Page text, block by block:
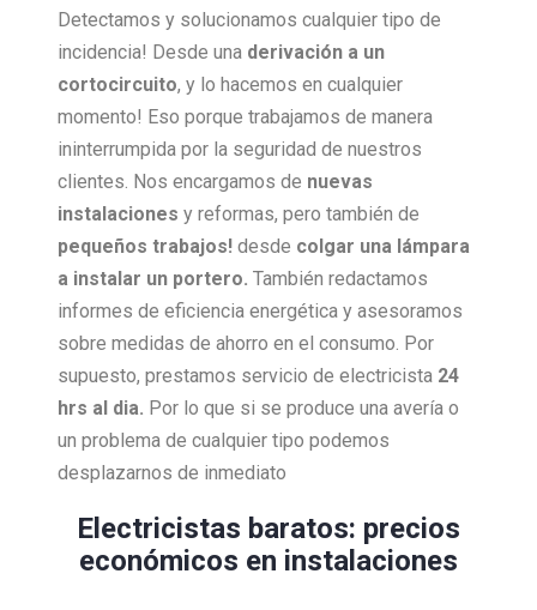
Detectamos y solucionamos cualquier tipo de
incidencia! Desde una derivación a un
cortocircuito, y lo hacemos en cualquier
momento! Eso porque trabajamos de manera
ininterrumpida por la seguridad de nuestros
clientes. Nos encargamos de nuevas
instalaciones y reformas, pero también de
pequeños trabajos! desde colgar una lámpara
a instalar un portero. También redactamos
informes de eficiencia energética y asesoramos
sobre medidas de ahorro en el consumo. Por
supuesto, prestamos servicio de electricista 24
hrs al dia. Por lo que si se produce una avería o
un problema de cualquier tipo podemos
desplazarnos de inmediato
Electricistas baratos: precios
económicos en instalaciones